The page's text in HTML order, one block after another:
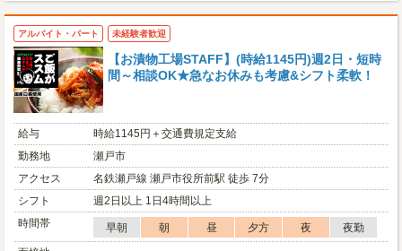
アルバイト・パート 未経験者歓迎
【お漬物工場STAFF】(時給1145円)週2日・短時
間～相談OK★急なお休みも考慮&シフト柔軟！
給与
時給1145円＋交通費規定支給
勤務地
瀬戸市
アクセス
名鉄瀬戸線 瀬戸市役所前駅 徒歩 7分
シフト
週2日以上 1日4時間以上
時間帯
早朝 朝 昼 夕方 夜
夜勤